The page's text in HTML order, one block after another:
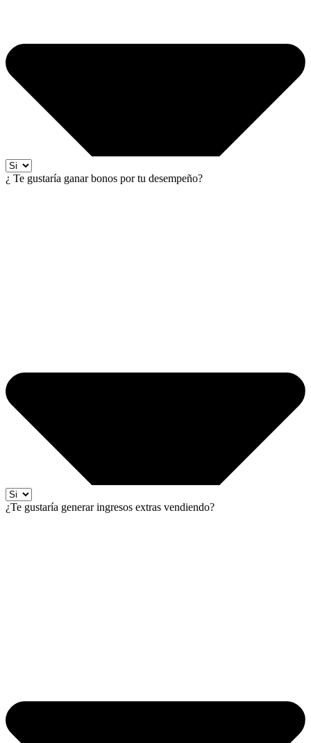
¿ Te gustaría ganar bonos por tu desempeño?
¿Te gustaría generar ingresos extras vendiendo?